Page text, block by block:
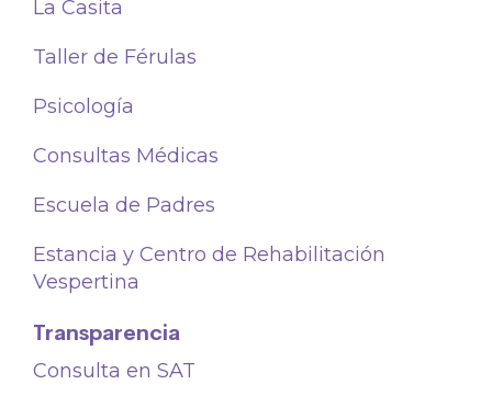
La Casita
Taller de Férulas
Psicología
Consultas Médicas
Escuela de Padres
Estancia y Centro de Rehabilitación
Vespertina
Transparencia
Consulta en SAT